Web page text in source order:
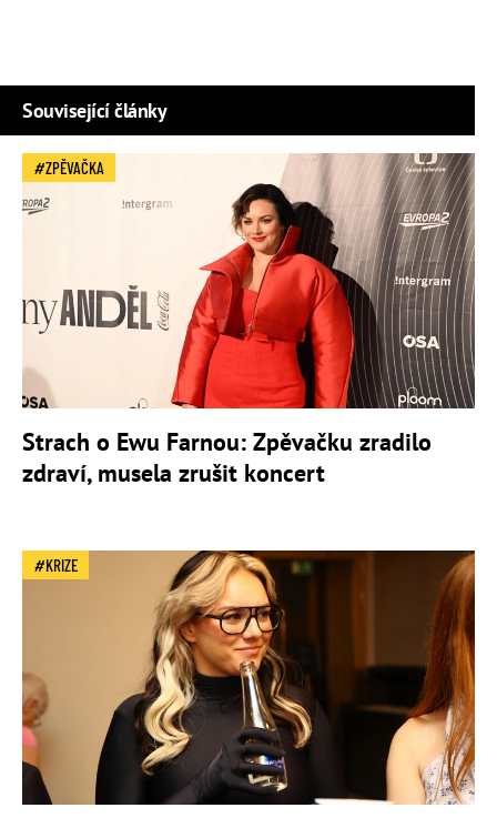
Související články
ZPĚVAČKA
Strach o Ewu Farnou: Zpěvačku zradilo
zdraví, musela zrušit koncert
KRIZE